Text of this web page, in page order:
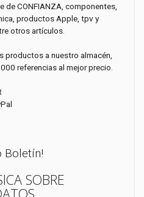
de CONFIANZA, componentes,
productos Apple, tpv y
otros artículos.
productos a nuestro almacén,
referencias al mejor precio.
Boletín!
SOBRE